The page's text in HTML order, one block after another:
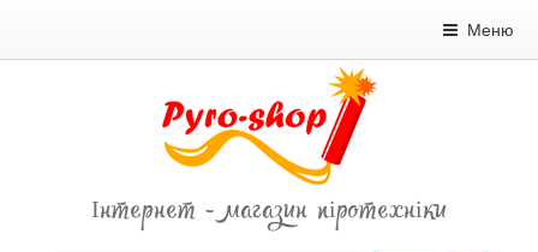
Меню
Інтернет - магазин піротехніки